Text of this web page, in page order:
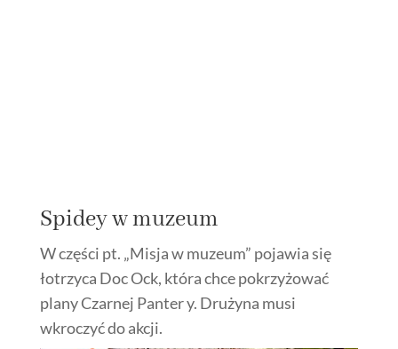
Spidey w muzeum
W części pt. „Misja w muzeum” pojawia się
łotrzyca Doc Ock, która chce pokrzyżować
plany Czarnej Panter y. Drużyna musi
wkroczyć do akcji.